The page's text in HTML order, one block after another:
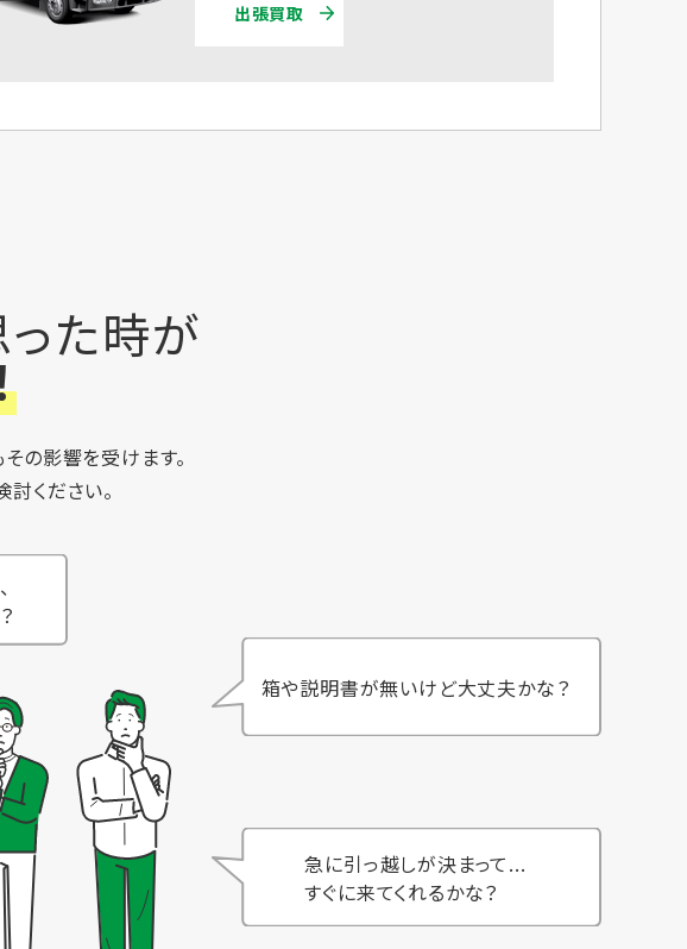
出張買取
った時が
の影響を受けます。
ください。
箱や説明書が無いけど大丈夫かな？
急に引っ越しが決まって...
すぐに来てくれるかな？